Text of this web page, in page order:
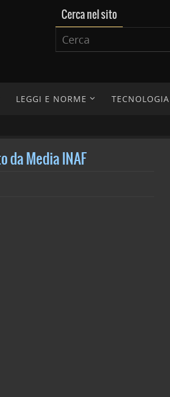
Cerca nel sito
LEGGI E NORME TECNOLOGIA
da Media INAF